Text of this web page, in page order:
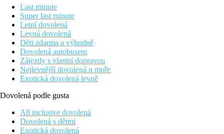
Vybavení
56 pokojů, vstupní hala s recepcí, výtah, bary, hlavní restaurace,
bazénu.
Pokoje - popis
Dvoulůžkový pokoj: koupelna se sprchou, WC, vysoušeč
Ostatní typy pokojů(pokud není uvedeno jinak, mají pokoje
Dvoulůžkový pokoj, Promo
Dvoulůžkový pokoj, Výhled směrem k moři:
Rodinný pokoj
Pláž
Last minute
Super last minute
Letní dovolená
Levná dovolená
Děti zdarma a výhodně
Dovolená autobusem
Zájezdy s vlastní dopravou
Nejlevnější dovolená u moře
Exotická dovolená levně
Dovolená podle gusta
All inclusive dovolená
Dovolená s dětmi
Exotická dovolená